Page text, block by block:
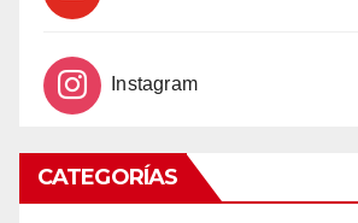
Instagram
CATEGORÍAS